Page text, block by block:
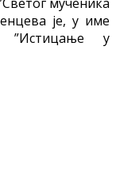
је, у име
”Истицање у